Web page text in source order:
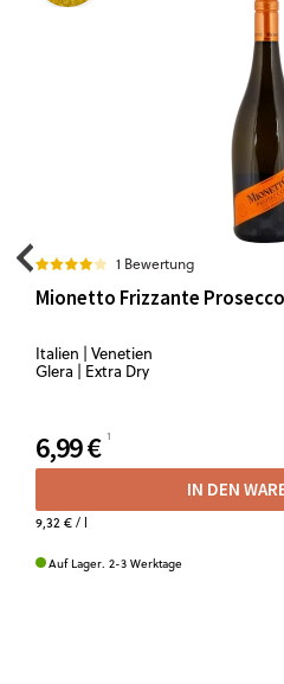
1 Bewertung
Mionetto Frizzante
Italien | Venetien
Glera | Extra Dry
6,99 €
IN DEN
9,32 €/ l
Auf Lager. 2-3 Werktage